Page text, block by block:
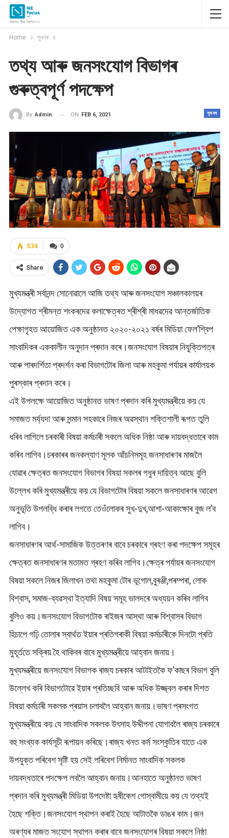
Home সুখবৰ
তথ্য আৰু জনসংযোগ বিভাগৰ
গুৰুত্বপূৰ্ণ পদক্ষেপ
সুখবৰ
By Admin ON FEB 6, 2021
0
534
Share
মুখ্যমন্ত্ৰী সৰ্বানন্দ সোনোৱালে আজি তথ্য আৰু জনসংযোগ সঞ্চালকালয়ৰ
উদ্যোগত শ্ৰীমন্ত শংকৰদেৱ কলাক্ষেত্ৰত শ্ৰীশ্ৰী মাধৱদেৱ আন্তৰ্জাতিক
পেক্ষাগৃহত আয়োজিত এক অনুষ্ঠানত ২০২০-২০২১ বৰ্ষৰ মিডিয়া ফেল’শ্বিপ
সাংবাদিকৰ এককালীন অনুদান প্ৰদান কৰে।জনসংযোগ বিষয়াৰ নিযুক্তিপত্ৰ
আৰু পাৰদৰ্শিতা প্ৰদৰ্শন কৰা বিভাগটোৰ জিলা আৰু মহকুমা পৰ্যায়ৰ কাৰ্যালয়ক
পুৰস্কাৰ প্ৰদান কৰে।
এই উপলক্ষে আয়োজিত অনুষ্ঠানত ভাষণ প্ৰদান কৰি মুখ্যমন্ত্ৰীয়ে কয় যে
সমাজত মৰ্য্যদা আৰু সন্মান সহকাৰে নিজৰ অৱস্থান শক্তিশালী ৰূপত তুলি
ধৰিব লাগিলে চৰকাৰী বিষয়া কৰ্মচাৰী সকলে অধিক নিষ্ঠা আৰু দায়বদ্ধতাৰে কাম
কৰিব লাগিব।চৰকাৰৰ জনকল্যাণ মূলক আঁচনিসমূহ জনসাধাৰণৰ মাজলৈ
যোৱাৰ ক্ষেত্ৰত জনসংযোগ বিভাগৰ বিষয়া সকলৰ গধুৰ দায়িত্ব আছে বুলি
উল্লেখ কৰি মুখ্যমন্ত্ৰীয়ে কয় যে বিভাগটোৰ বিষয়া সকলে জনসাধাৰণৰ আৱেগ
অনুভূতি উপলব্ধি কৰাৰ লগতে তেওঁলোকৰ সুখ-দুখ,আশা-আকাংক্ষাৰ বুজ ল’ব
লাগিব।
জনসাধাৰণৰ আৰ্থ-সামাজিক উত্তৰণৰ বাবে চৰকাৰে গ্ৰহণ কৰা পদক্ষেপ সমূহৰ
ক্ষেত্ৰত জনসাধাৰণৰ মতামত গ্ৰহণ কৰিব লাগিব।ক্ষেত্ৰ পৰ্যায়ৰ জনসংযোগ
বিষয়া সকলে নিজৰ জিলাখন তথা মহকুমা টোৰ ভূগোল,বুৰঞ্জী,পৰম্পৰা, লোক
বিশ্বাস, সমাজ-ব্যৱস্থা ইত্যাদি বিষয় সমূহ ভালদৰে অধ্যয়ন কৰিব লাগিব
বুলিও কয়।জনসংযোগ বিভাগটোক ৰাইজৰ আস্থা আৰু বিশ্বাসৰ বিভাগ
হিচাপে গঢ়ি তোলাৰ স্বাৰ্থত ইয়াৰ প্ৰতিগৰাকী বিষয়া কৰ্মচাৰীকে দিনটো প্ৰতি
মুহূৰ্ততে সক্ৰিয় হৈ থাকিবৰ বাবে মুখ্যমন্ত্ৰীয়ে আহ্বান জনায়।
মুখ্যমন্ত্ৰীয়ে জনসংযোগ বিভাগক ৰাজ্য চৰকাৰ আটাইতকৈ ফ’কাছৰ বিভাগ বুলি
উল্লেখ কৰি বিভাগটোৱে ইয়াৰ প্ৰতিচ্ছবি আৰু অধিক উজ্জ্বল কৰাৰ দিশত
বিষয়া কৰ্মচাৰী সকলক প্ৰয়াস চলাবলৈ আহ্বান জনায়।ভাষণ প্ৰসংগত
মুখ্যমন্ত্ৰীয়ে কয় যে সাংবাদিক সকলক উৎসাহ উদ্দীপনা যোগাবলৈ ৰাজ্য চৰকাৰে
বহু সংখ্যক কাৰ্যসূচী ৰূপায়ন কৰিছে।ৰাজ্য খনত কৰ্ম সংস্কৃতিৰ যাতে এক
উপযুক্ত পৰিবেশ সৃষ্টি হয় সেই পৰিবেশ নিৰ্মানত সাংবাদিক সকলক
দায়বদ্ধতাৰে পদক্ষেপ লবলৈ আহ্বান জনায়।আনহাতে অনুষ্ঠানত ভাষণ
প্ৰদান কৰি মুখ্যমন্ত্ৰী মিডিয়া উপদেষ্টা হৃষীকেশ গোস্বামীয়ে কয় যে তথ্যই
হৈছে শক্তি।জনসংযোগ স্থাপন কৰাই হৈছে আটাতকৈ ডাঙৰ কাম।জন
অৰণ্যৰ মাজত সংযোগ স্থাপন কৰাৰ বাবে জনসংযোগৰ বিষয়া সকলে নিষ্ঠা